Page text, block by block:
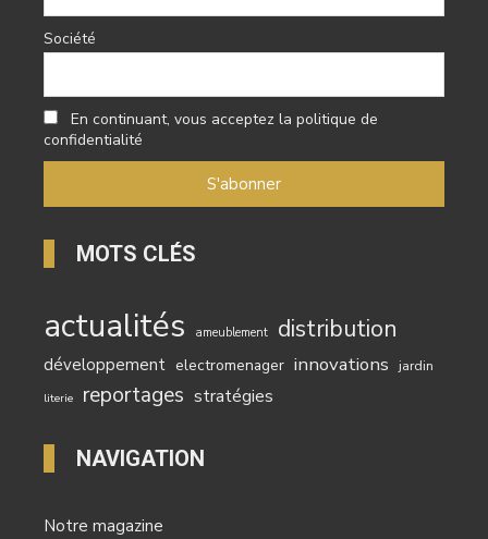
Société
En continuant, vous acceptez la politique de
confidentialité
MOTS CLÉS
actualités ameublement distribution
développement electromenager innovations jardin
literie reportages stratégies
NAVIGATION
Notre magazine